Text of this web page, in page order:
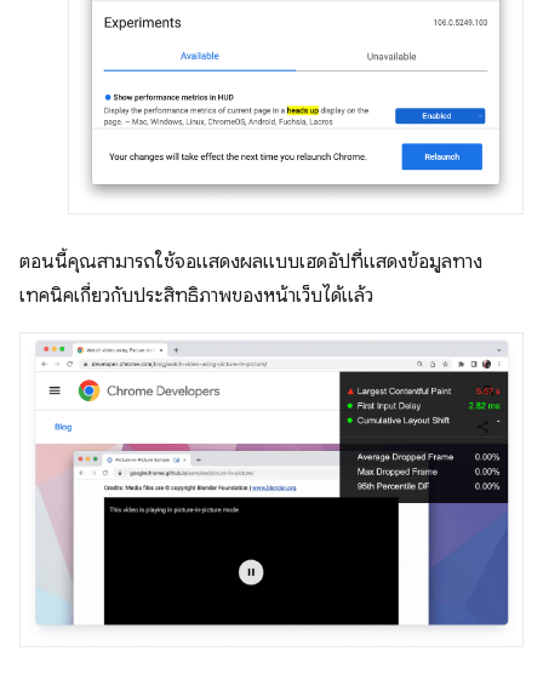
ตอนนี้คุณสามารถใช้จอแสดงผลแบบเฮดอัปที่แสดงข้อมูลทาง
เทคนิคเกี่ยวกับประสิทธิภาพของหน้าเว็บได้แล้ว